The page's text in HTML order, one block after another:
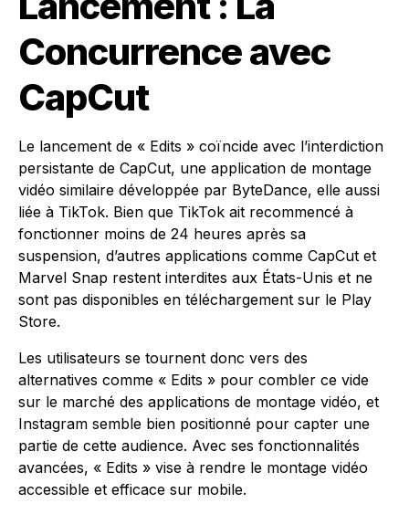
Concurrence avec
CapCut
Le lancement de « Edits » coïncide avec l’interdiction
persistante de CapCut, une application de montage
vidéo similaire développée par ByteDance, elle aussi
liée à TikTok. Bien que TikTok ait recommencé à
fonctionner moins de 24 heures après sa
suspension, d’autres applications comme CapCut et
Marvel Snap restent interdites aux États-Unis et ne
sont pas disponibles en téléchargement sur le Play
Store.
Les utilisateurs se tournent donc vers des
alternatives comme « Edits » pour combler ce vide
sur le marché des applications de montage vidéo, et
Instagram semble bien positionné pour capter une
partie de cette audience. Avec ses fonctionnalités
avancées, « Edits » vise à rendre le montage vidéo
accessible et efficace sur mobile.